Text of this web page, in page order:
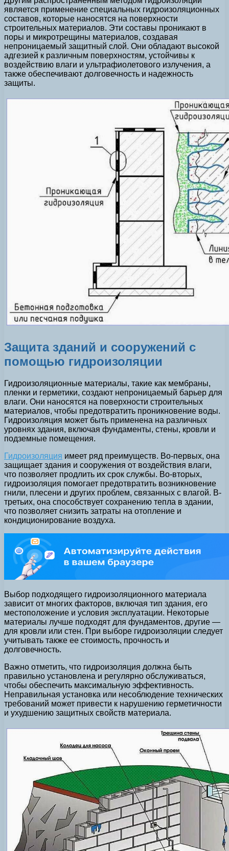
является применение специальных гидроизоляционных
составов, которые наносятся на поверхности
строительных материалов. Эти составы проникают в
поры и микротрещины материалов, создавая
непроницаемый защитный слой. Они обладают высокой
адгезией к различным поверхностям, устойчивы к
воздействию влаги и ультрафиолетового излучения, а
также обеспечивают долговечность и надежность
защиты.
Защита зданий и сооружений с
помощью гидроизоляции
Гидроизоляционные материалы, такие как мембраны,
пленки и герметики, создают непроницаемый барьер для
влаги. Они наносятся на поверхности строительных
материалов, чтобы предотвратить проникновение воды.
Гидроизоляция может быть применена на различных
уровнях здания, включая фундаменты, стены, кровли и
подземные помещения.
Гидроизоляция имеет ряд преимуществ. Во-первых, она
защищает здания и сооружения от воздействия влаги,
что позволяет продлить их срок службы. Во-вторых,
гидроизоляция помогает предотвратить возникновение
гнили, плесени и других проблем, связанных с влагой. В-
третьих, она способствует сохранению тепла в здании,
что позволяет снизить затраты на отопление и
кондиционирование воздуха.
Выбор подходящего гидроизоляционного материала
зависит от многих факторов, включая тип здания, его
местоположение и условия эксплуатации. Некоторые
материалы лучше подходят для фундаментов, другие —
для кровли или стен. При выборе гидроизоляции следует
учитывать также ее стоимость, прочность и
долговечность.
Важно отметить, что гидроизоляция должна быть
правильно установлена и регулярно обслуживаться,
чтобы обеспечить максимальную эффективность.
Неправильная установка или несоблюдение технических
требований может привести к нарушению герметичности
и ухудшению защитных свойств материала.